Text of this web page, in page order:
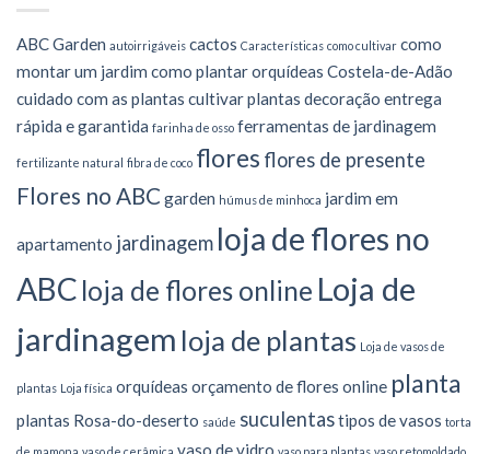
ABC Garden autoirrigáveis cactos Características como cultivar como
montar um jardim como plantar orquídeas Costela-de-Adão
cuidado com as plantas cultivar plantas decoração entrega
rápida e garantida farinha de osso ferramentas de jardinagem
fertilizante natural fibra de coco flores flores de presente
Flores no ABC garden húmus de minhoca jardim em
apartamento jardinagem loja de flores no
ABC loja de flores online Loja de
jardinagem loja de plantas Loja de vasos de
plantas Loja física orquídeas orçamento de flores online planta
plantas Rosa-do-deserto saúde suculentastipos de vasos torta
vaso de vidro